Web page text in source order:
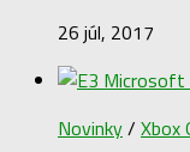
26 júl, 2017
Novinky/ Xbox